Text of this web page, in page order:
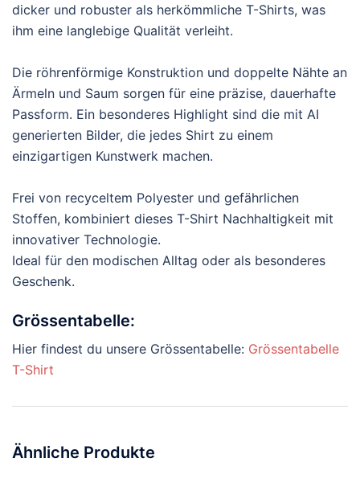
dicker und robuster als herkömmliche T-Shirts, was
ihm eine langlebige Qualität verleiht.
Die röhrenförmige Konstruktion und doppelte Nähte an
Ärmeln und Saum sorgen für eine präzise, dauerhafte
Passform. Ein besonderes Highlight sind die mit AI
generierten Bilder, die jedes Shirt zu einem
einzigartigen Kunstwerk machen.
Frei von recyceltem Polyester und gefährlichen
Stoffen, kombiniert dieses T-Shirt Nachhaltigkeit mit
innovativer Technologie.
Ideal für den modischen Alltag oder als besonderes
Geschenk.
Grössentabelle:
Hier findest du unsere Grössentabelle: Grössentabelle
T-Shirt
Ähnliche Produkte